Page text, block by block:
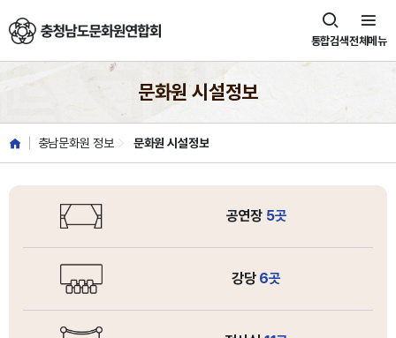
충청남도문화원연합회
통합검색전체메뉴
문화원 시설정보
충남문화원 정보 문화원 시설정보
공연장 5곳
강당 6곳